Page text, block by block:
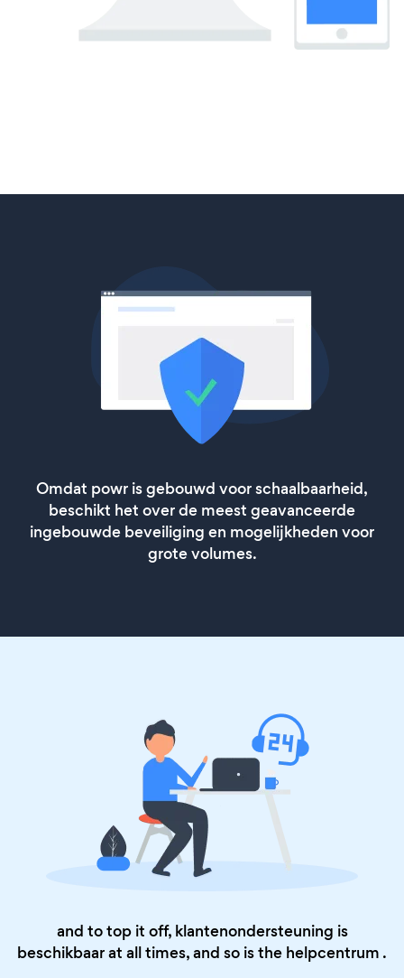
Omdat powr is gebouwd voor schaalbaarheid,
beschikt het over de meest geavanceerde
ingebouwde beveiliging en mogelijkheden voor
grote volumes.
and to top it off, klantenondersteuning is
beschikbaar at all times, and so is the helpcentrum .